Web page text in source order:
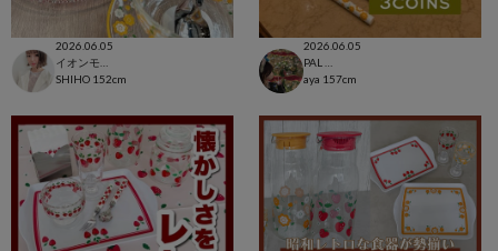
2026.06.05
SHIHO 152cm
2026.06.05
aya 157cm